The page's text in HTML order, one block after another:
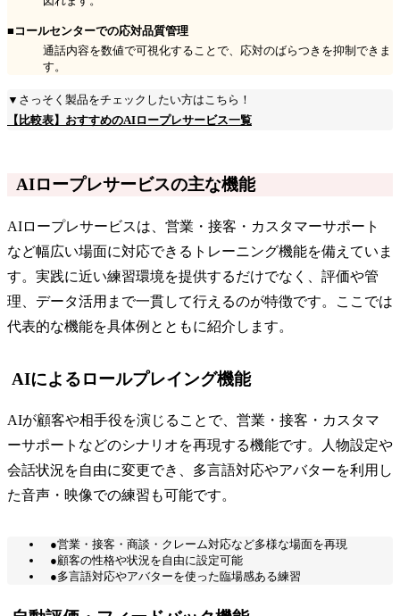
■コールセンターでの応対品質管理
通話内容を数値で可視化することで、応対のばらつきを抑制できま
す。
▼さっそく製品をチェックしたい方はこちら！
【比較表】おすすめのAIロープレサービス一覧
AIロープレサービスの主な機能
AIロープレサービスは、営業・接客・カスタマーサポート
など幅広い場面に対応できるトレーニング機能を備えていま
す。実践に近い練習環境を提供するだけでなく、評価や管
理、データ活用まで一貫して行えるのが特徴です。ここでは
代表的な機能を具体例とともに紹介します。
AIによるロールプレイング機能
AIが顧客や相手役を演じることで、営業・接客・カスタマ
ーサポートなどのシナリオを再現する機能です。人物設定や
会話状況を自由に変更でき、多言語対応やアバターを利用し
た音声・映像での練習も可能です。
●営業・接客・商談・クレーム対応など多様な場面を再現
●顧客の性格や状況を自由に設定可能
●多言語対応やアバターを使った臨場感ある練習